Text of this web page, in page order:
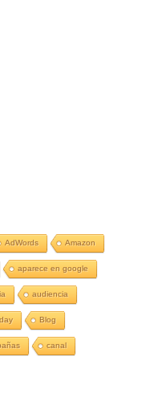
AdWords Amazon
aparece en google
audiencia
Blog
canal